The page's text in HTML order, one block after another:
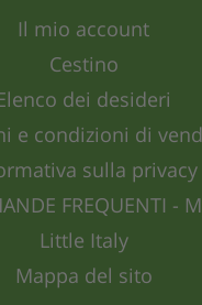
Il mio account
Cestino
Elenco dei desideri
e condizioni di
sulla privacy
FREQUENTI -
Little Italy
Mappa del sito